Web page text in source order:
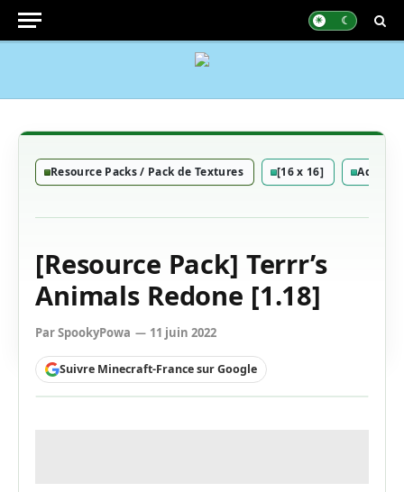
Resource Packs / Pack de Textures [16 x 16] Add-On
[Resource Pack] Terrr’s
Animals Redone [1.18]
ParSpookyPowa 11 juin 2022
Suivre Minecraft-France sur Google